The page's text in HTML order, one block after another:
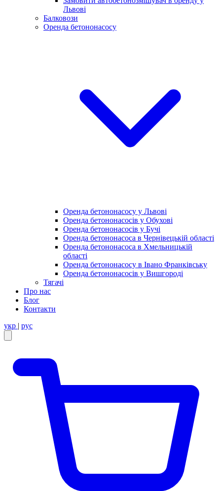
Львові
Балковози
Оренда бетононасосу
Оренда бетононасосу у Львові
Оренда бетононасосів у Обухові
Оренда бетононасосів у Бучі
Оренда бетононасоса в Чернівецькій області
Оренда бетононасоса в Хмельницькій
області
Оренда бетононасосу в Івано Франківську
Оренда бетононасосів у Вишгороді
Тягачі
Про нас
Блог
Контакти
укр | рус